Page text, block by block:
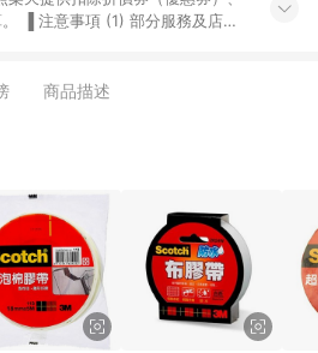
家
盛、樂天KOBO電子書，請詳閱
於24小時內結帳，才享有 LINE
，則不符合贈點資格。 (4) 如
回饋網、Google等其他網頁、或
換為App都將會造成追蹤中斷而
合性
，如顯示之商品規格、顏色、價
頁不符，以銷售網頁標示為準。
台灣樂天回饋規定，逾期訂單將
商品描述